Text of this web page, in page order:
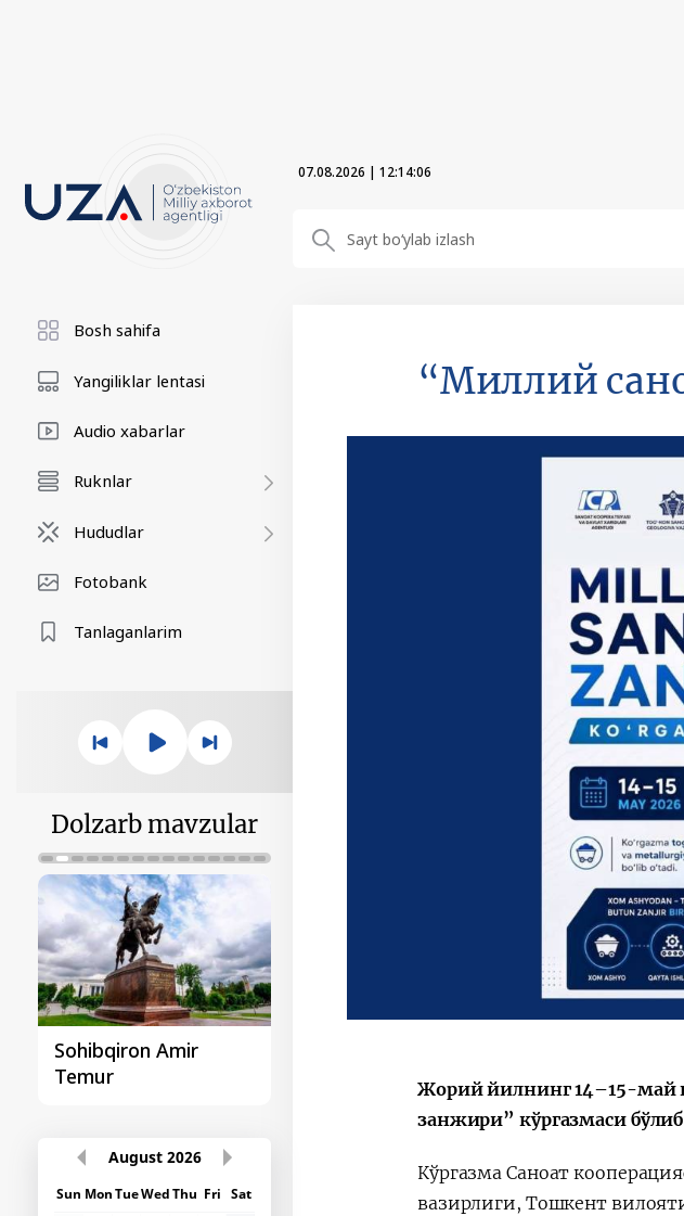
07.08.2026 | 12:14:07
Bosh sahifa
Yangiliklar lentasi
Audio xabarlar
Ruknlar
Hududlar
Fotobank
Tanlaganlarim
Dolzarb mavzular
Sohibqiron Amir
Temur
Paragvay hamkorligi
August 2026
Sun MonTueWedThu Fri Sat
“Миллий
Жорий йилнинг 14–15-май
занжири” кўргазмаси
Кўргазма Саноат
вазирлиги, Тошкент